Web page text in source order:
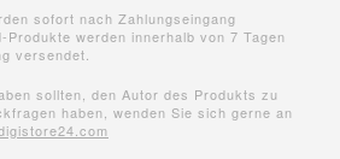
sofort nach Zahlungseingang
Produkte werden innerhalb von 7 Tagen
versendet.
sollten, den Autor des Produkts zu
haben, wenden Sie sich gerne an